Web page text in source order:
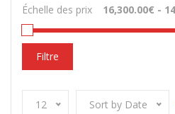
Échelle des prix
Filtre
12 Sort by Date